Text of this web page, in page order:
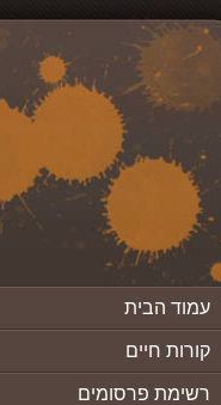
עמוד הבית
קורות חיים
רשימת פרסומים